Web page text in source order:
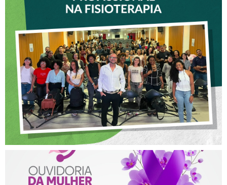
VICE-PRESIDENTE DO
CREFITO-7 PARTICIPA DE
OFICINA SOBRE ÉTICA E
POSTURA PROFISSIONAL
NA FISIOTERAPIA